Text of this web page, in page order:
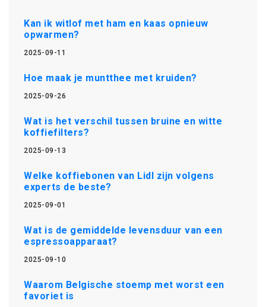
Kan ik witlof met ham en kaas opnieuw
opwarmen?
2025-09-11
Hoe maak je muntthee met kruiden?
2025-09-26
Wat is het verschil tussen bruine en witte
koffiefilters?
2025-09-13
Welke koffiebonen van Lidl zijn volgens
experts de beste?
2025-09-01
Wat is de gemiddelde levensduur van een
espressoapparaat?
2025-09-10
Waarom Belgische stoemp met worst een
favoriet is